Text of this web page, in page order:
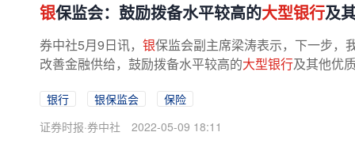
银保监会：鼓励拨备水平较高的大型银行及
券中社5月9日讯， 银保监会副主席梁涛表示，下一步，
改善金融供给，鼓励拨备水平较高的大型银行及其他优
银行 银保监会
保险
证券时报·券中社
2022-05-09 18:11